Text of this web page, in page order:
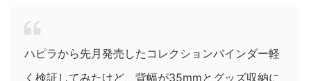
ハピラから先月発売したコレクションバインダー軽
く検証してみたけど、背幅が35mmとグッズ収納に